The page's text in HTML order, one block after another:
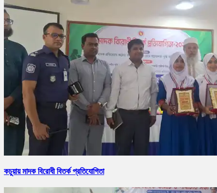
কচুয়ায় মাদক বিরোধী বিতর্ক প্রতিযোগিতা